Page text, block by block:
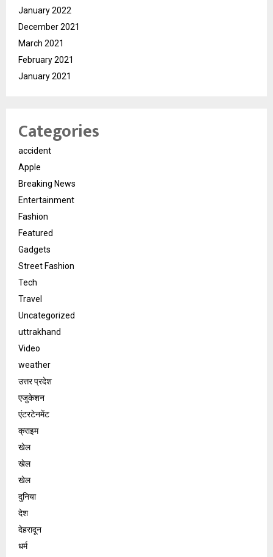
January 2022
December 2021
March 2021
February 2021
January 2021
Categories
accident
Apple
Breaking News
Entertainment
Fashion
Featured
Gadgets
Street Fashion
Tech
Travel
Uncategorized
uttrakhand
Video
weather
उत्तर प्रदेश
एजुकेशन
एंटरटेनमेंट
क्राइम
खेल
खेल
खेल
दुनिया
देश
देहरादून
धर्म